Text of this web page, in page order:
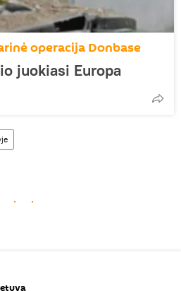
operacija Donbase
juokiasi Europa